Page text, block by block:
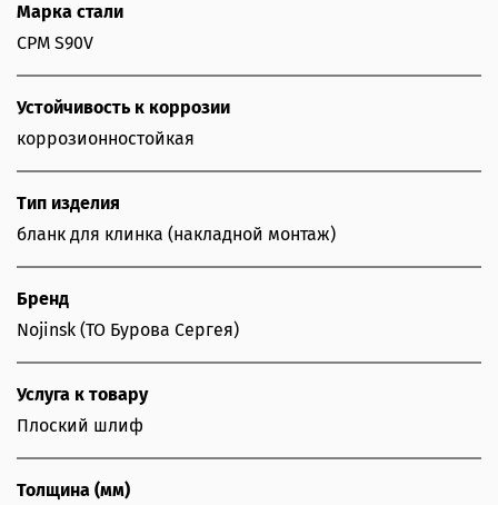
Марка стали
CPM S90V
Устойчивость к коррозии
коррозионностойкая
Тип изделия
бланк для клинка (накладной монтаж)
Бренд
Nojinsk (ТО Бурова Сергея)
Услуга к товару
Плоский шлиф
Толщина (мм)